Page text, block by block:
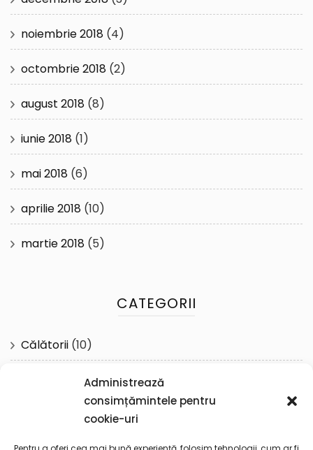
Administrează
consimțămintele pentru
cookie-uri
noiembrie 2018 (4)
octombrie 2018 (2)
august 2018 (8)
iunie 2018 (1)
mai 2018 (6)
aprilie 2018 (10)
martie 2018 (5)
CATEGORII
Călătorii (10)
(61)
(57)